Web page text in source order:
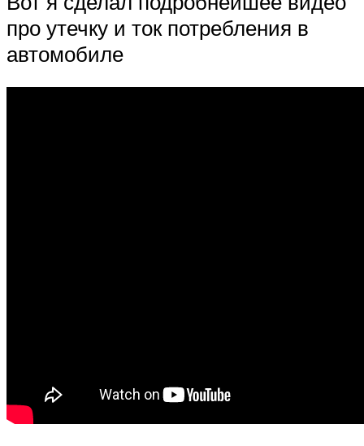
про утечку и ток потребления в
автомобиле